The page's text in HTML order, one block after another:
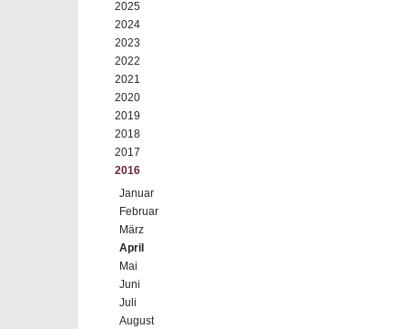
2025
2024
2023
2022
2021
2020
2019
2018
2017
2016
Januar
Februar
März
April
Mai
Juni
Juli
August